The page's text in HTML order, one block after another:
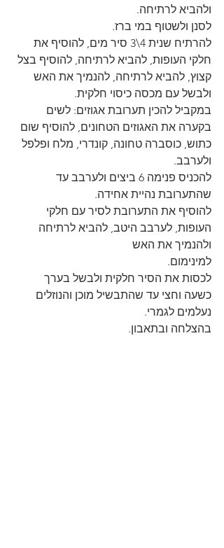
ולהביא לרתיחה.
לסנן ולשטוף במי ברז.
להרתיח שנית 4\3 סיר מים, להוסיף את
חלקי העופות, להביא לרתיחה, להוסיף בצל
קצוץ, להביא לרתיחה, להנמיך את האש
ולבשל עם מכסה כיסוי חלקית.
במקביל להכין תערובת אגוזים: לשים
בקערה את האגוזים הטחונים, להוסיף שום
כתוש, כוסברה טחונה, קונדרי, מלח ופלפל
ולערבב.
להכניס פנימה 6 ביצים ולערבב עד
שהתערובת נהיית אחידה.
להוסיף את התערובת לסיר עם חלקי
העופות, לערבב היטב, להביא לרתיחה
ולהנמיך את האש
למינימום.
לכסות את הסיר חלקית ולבשל בערך
כשעה וחצי עד שהתבשיל מוכן והנוזלים
נעלמים לגמרי.
בהצלחה ובתאבון.